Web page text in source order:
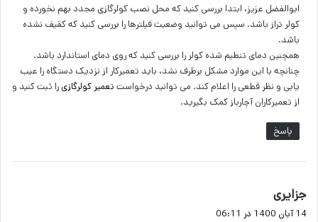
ابوالفضل عزیز، ابتدا بررسی کنید که محل نصب کولرگازی مجدد بهم نخورده و
کولر تراز باشد. سپس می توانید وضعیت فیلترها را بررسی کنید که کقیف نشده
باشد.
همچنین دمای تنطیم شده کولر را بررسی کنید که روی دمای استاندارد باشد.
چنانچه با این موارد مشکل برطرف نشد، باید تعمیرکار از نزدیک دستگاه را عیب
یابی و نظر قطعی را اعلام کند. می توانید درخواست تعمیر کولرگازی را ثبت کنید و
از تعمیرکاران آچارباز کمک بگیرید.
پاسخ
جزایری
ف
14 آبان 1400 در 06:11